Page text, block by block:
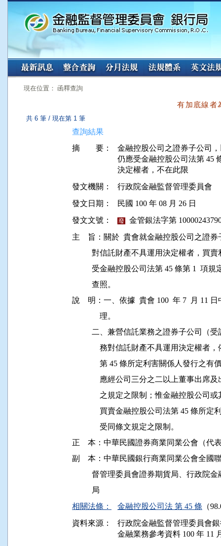
:::
現在位置： 函釋查詢
有加底線者
共 6 筆 / 現在第 1 筆
查詢結果
摘 要：
金融控股公司之證券子公司
仍應受金融控股公司法第 45
發文機關：
行政院金融監督管理委員會
發文日期：
民國 100 年 08 月 26 日
發文文號：
廢
金管銀法字第
主    旨：關於  貴會就金融控股公司之證
對信託財產不具運用決定權者，
受金融控股公司法第 45 條第 1
          查照。
說    明：一、依據  貴會 100  年 7  月 11
              理。
二、兼營信託業務之證券子公司
務對信託財產不具運用決定權
第 45 條所定利害關係人發行
應經公司三分之二以上董事出
之規定之限制；惟金融控股公
買賣金融控股公司法第 45 條
              受同條文規定之限制。
正    本：中華民國證券商業同業公會（代
副    本：中華民國銀行商業同業公會全國
督管理委員會證券期貨局、行政
相關法條：
金融控股公司法 第 45 條 （
資料來源：
行政院金融監督管理委員會
金融業務參考資料 100 年 11